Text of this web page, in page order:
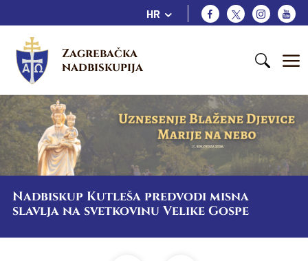
HR
Zagrebačka
nadbiskupija
Nadbiskup Kutleša predvodi misna
slavlja na svetkovinu Velike Gospe